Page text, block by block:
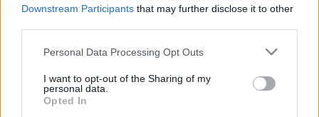
Downstream Participants that may further disclose it to other
Please note that this website/app uses one or more Google
not limited to your visit or usage behaviour. You may click to
grant or deny consent to Google and its third-party tags to
use your data for below specified purposes in below Google
Personal Data Processing Opt Outs
I want to opt-out of the Sharing of my
personal data.
Opted In